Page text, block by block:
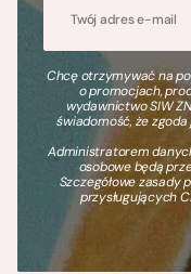
Chcę otrzymywać na
o promocjach,
wydawnictwo SIW
świadomość, że
Administratorem
osobowe będą
Szczegółowe
przysługujących